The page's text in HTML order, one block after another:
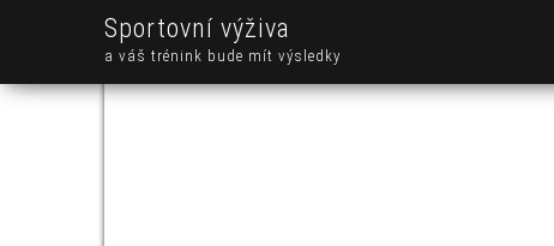
Sportovní výživa
a váš trénink bude mít výsledky